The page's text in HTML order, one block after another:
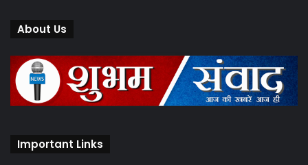
About Us
Important Links